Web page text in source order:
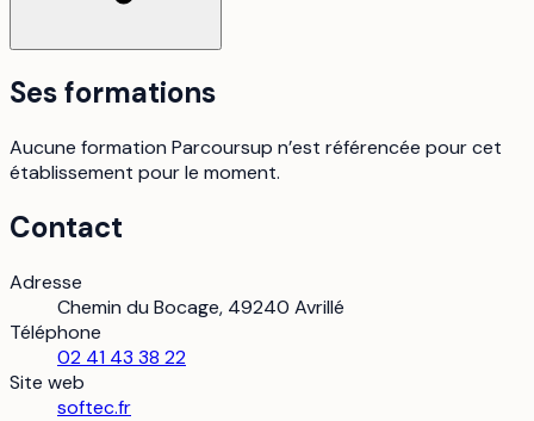
Ses formations
Aucune formation Parcoursup n’est référencée pour cet
établissement pour le moment.
Contact
Adresse
Chemin du Bocage, 49240 Avrillé
Téléphone
02 41 43 38 22
Site web
softec.fr